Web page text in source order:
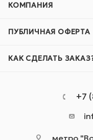
КОМПАНИЯ
ПУБЛИЧНАЯ ОФЕРТА
КАК СДЕЛАТЬ
+7
метро